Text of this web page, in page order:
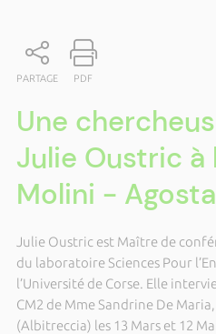
PARTAGE PDF
Une
Julie Oustric à
Molini -
Julie Oustric est Maître de
du laboratoire Sciences Pour
l’Université de Corse. Elle
CM2 de Mme Sandrine De
(Albitreccia) les 13 Mars et 12